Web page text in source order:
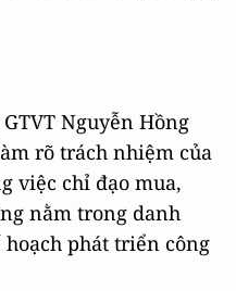
Nguyễn Hồng
rõ trách nhiệm của
việc chỉ đạo mua,
nằm trong danh
phát triển công